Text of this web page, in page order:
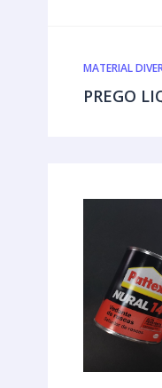
MATERIAL
PREGO